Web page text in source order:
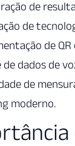
de
de
de
de dados de
de
moderno.